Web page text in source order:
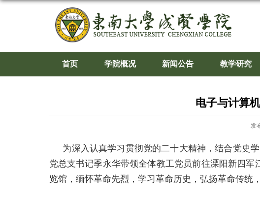
首页 学院概况 新闻公告 教学研究
电子与计算
发
为深入认真学习贯彻党的二十大精神，结合党史
党总支书记季永华带领全体教工党员前往溧阳新四
览馆，缅怀革命先烈，学习革命历史，弘扬革命传统